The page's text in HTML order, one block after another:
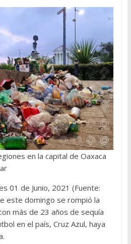
en la capital de Oaxaca
01 de Junio, 2021 (Fuente:
este domingo se rompió la
más de 23 años de sequía
en el país, Cruz Azul, haya